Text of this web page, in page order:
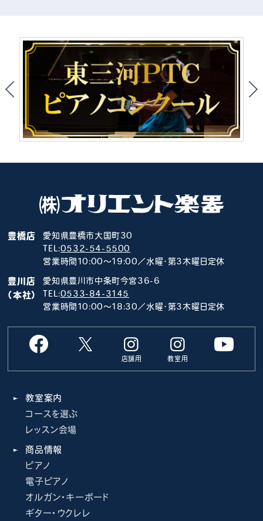
豊橋店
愛知県豊橋市大国町30
TEL:0532-54-5500
営業時間10:00～19:00／水曜･第3木曜日定休
豊川店
（本社）
愛知県豊川市中条町今宮36-6
TEL:0533-84-3145
営業時間10:00～18:30／水曜･第3木曜日定休
店舗用 教室用
教室案内
コースを選ぶ
レッスン会場
商品情報
ピアノ
電子ピアノ
オルガン・キーボード
ギター・ウクレレ